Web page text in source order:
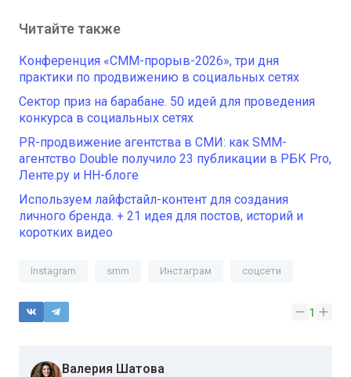
Читайте также
Конференция «СММ-прорыв-2026», три дня
практики по продвижению в социальных сетях
Сектор приз на барабане. 50 идей для проведения
конкурса в социальных сетях
PR-продвижение агентства в СМИ: как SMM-
агентство Double получило 23 публикации в РБК Pro,
Ленте.ру и HH-блоге
Используем лайфстайл-контент для создания
личного бренда. + 21 идея для постов, историй и
коротких видео
Instagram smm Инстаграм соцсети
1
Валерия Шатова